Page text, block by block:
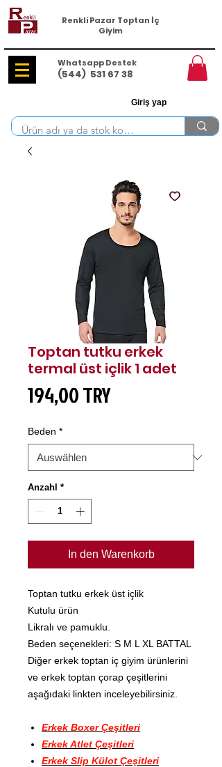
Renkli Pazar Toptan İç
Giyim
Whatsapp Destek
(544) 531 67 38
Giriş yap
Toptan tutku erkek
termal üst içlik 1 adet
194,00 TRYPreis
Beden *
Anzahl *
In den Warenkorb
Toptan tutku erkek üst içlik
Kutulu ürün
Likralı ve pamuklu.
Beden seçenekleri: S M L XL BATTAL
Diğer erkek toptan iç giyim ürünlerini
ve erkek toptan çorap çeşitlerini
aşağıdaki linkten inceleyebilirsiniz.
Erkek Boxer Çeşitleri
Erkek Atlet Çeşitleri
Erkek Slip Külot Çeşitleri